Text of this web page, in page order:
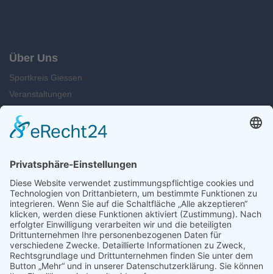
Über Uns
Sportkreis Giessen
Veranstaltungen
Kontakt
Öffnungszeiten
Montag u. Dienstag: 09.00 - 13.00 Uhr
Mittwoch: 14.00 - 16.30 Uhr
Freitag: 12.00 - 15.00 Uhr
Kontakt
Telefon: 0641 984 50 89-0